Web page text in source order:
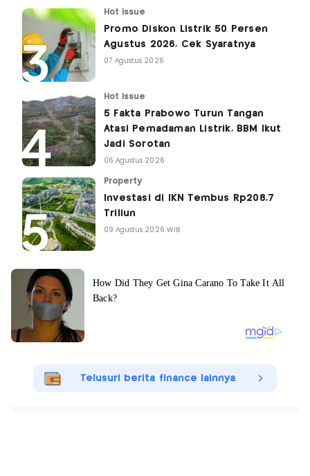
Hot Issue
Promo Diskon Listrik 50 Persen
Agustus 2026, Cek Syaratnya
07 Agustus 2026
Hot Issue
5 Fakta Prabowo Turun Tangan
Atasi Pemadaman Listrik, BBM Ikut
Jadi Sorotan
06 Agustus 2026
Property
Investasi di IKN Tembus Rp208,7
Triliun
09 Agustus 2026 WIB
Telusuri berita finance lainnya